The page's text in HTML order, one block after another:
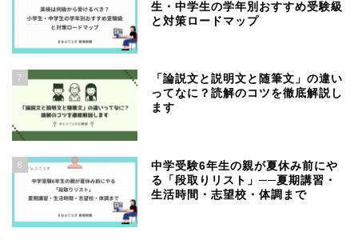
生・中学生の学年別おすすめ受験級
と対策ロードマップ
7
「論説文と説明文と随筆文」の違い
ってなに？読解のコツを徹底解説し
ます
8
中学受験6年生の親が夏休み前にや
る「段取りリスト」──夏期講習・
生活時間・志望校・体調まで